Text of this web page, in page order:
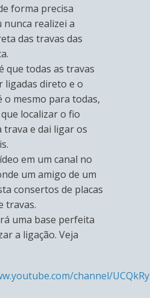
forma precisa
nunca realizei a
das travas das
que todas as travas
ligadas direto e o
o mesmo para todas,
localizar o fio
trava e dai ligar os
em um canal no
um amigo de um
consertos de placas
travas.
uma base perfeita
a ligação. Veja
channel/